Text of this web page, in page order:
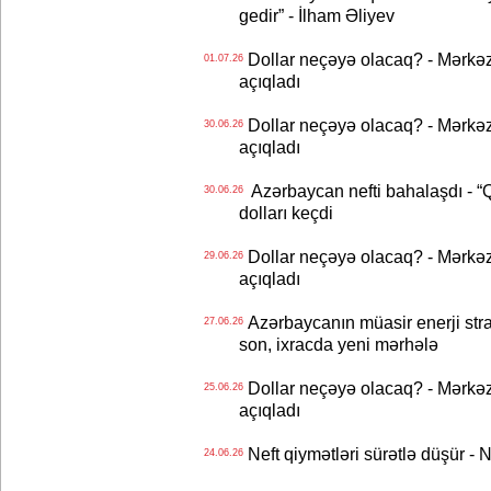
gedir” - İlham Əliyev
01.07.26Dollar neçəyə olacaq? -
açıqladı
30.06.26Dollar neçəyə olacaq? -
açıqladı
30.06.26Azərbaycan nefti bahalaşdı -
dolları keçdi
29.06.26Dollar neçəyə olacaq? -
açıqladı
27.06.26Azərbaycanın müasir enerji
son, ixracda yeni mərhələ
25.06.26Dollar neçəyə olacaq? -
açıqladı
24.06.26Neft qiymətləri sürətlə düşür -